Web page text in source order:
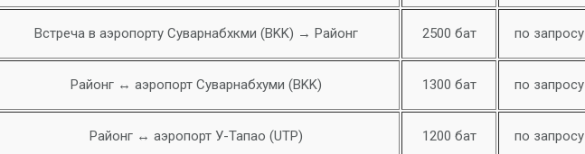
Встреча в аэропорту Суварнабхкми (BKK) → Районг 2500 бат по запросу
Районг ↔ аэропорт Суварнабхуми (BKK) 1300 бат по запросу
Районг ↔ аэропорт У-Тапао (UTP) 1200 бат по запросу